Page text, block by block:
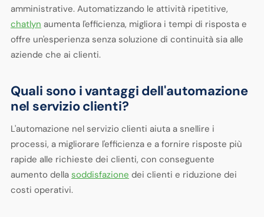
amministrative. Automatizzando le attività ripetitive,
chatlyn aumenta l'efficienza, migliora i tempi di risposta e
offre un'esperienza senza soluzione di continuità sia alle
aziende che ai clienti.
Quali sono i vantaggi dell'automazione
nel servizio clienti?
L'automazione nel servizio clienti aiuta a snellire i
processi, a migliorare l'efficienza e a fornire risposte più
rapide alle richieste dei clienti, con conseguente
aumento della soddisfazione dei clienti e riduzione dei
costi operativi.